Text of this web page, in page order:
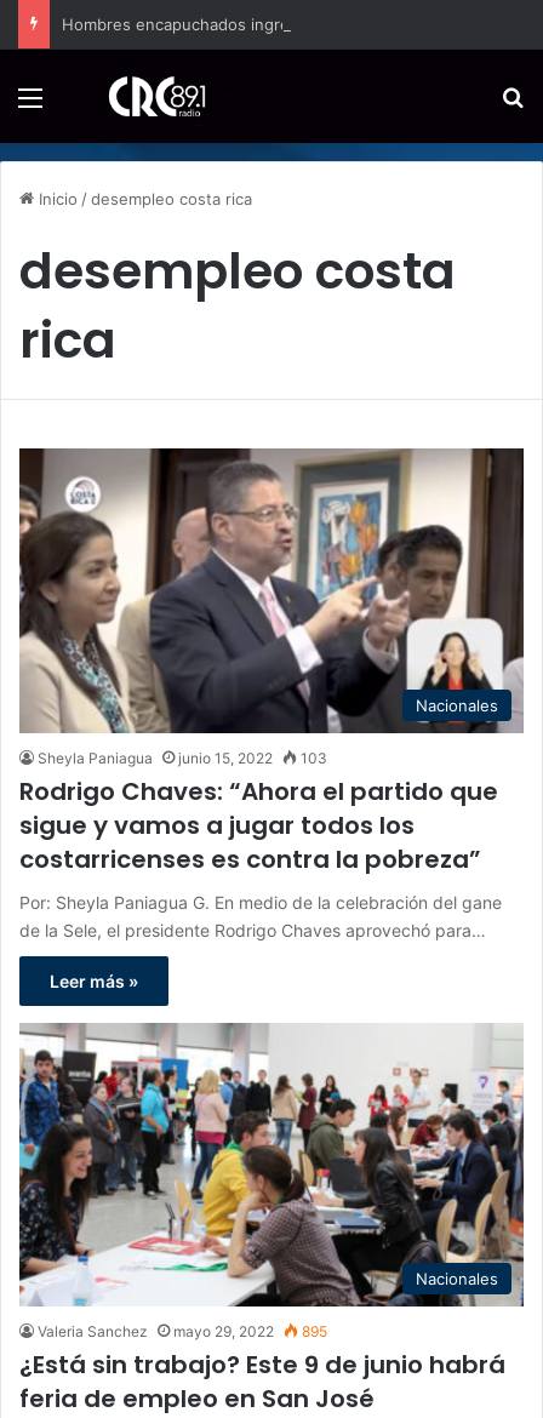
Inicio /desempleo costa rica
desempleo costa
rica
Nacionales
Sheyla Paniagua junio 15, 2022 103
Rodrigo Chaves: “Ahora el partido que
sigue y vamos a jugar todos los
costarricenses es contra la pobreza”
Por: Sheyla Paniagua G. En medio de la celebración del gane
de la Sele, el presidente Rodrigo Chaves aprovechó para…
Leer más »
Nacionales
Valeria Sanchez mayo 29, 2022 895
¿Está sin trabajo? Este 9 de junio habrá
feria de empleo en San José